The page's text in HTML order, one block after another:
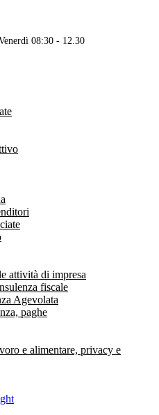
08:30 - 12.30
attività di impresa
fiscale
Agevolata
paghe
e alimentare, privacy e